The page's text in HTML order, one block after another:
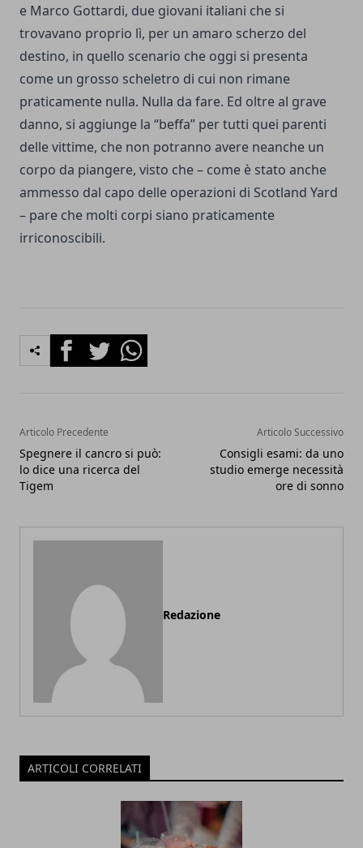
e Marco Gottardi, due giovani italiani che si
trovavano proprio lì, per un amaro scherzo del
destino, in quello scenario che oggi si presenta
come un grosso scheletro di cui non rimane
praticamente nulla. Nulla da fare. Ed oltre al grave
danno, si aggiunge la “beffa” per tutti quei parenti
delle vittime, che non potranno avere neanche un
corpo da piangere, visto che – come è stato anche
ammesso dal capo delle operazioni di Scotland Yard
– pare che molti corpi siano praticamente
irriconoscibili.
FacebookTwitterWhatsapp
Articolo Precedente
Spegnere il cancro si può:
lo dice una ricerca del
Tigem
Articolo Successivo
Consigli esami: da uno
studio emerge necessità
ore di sonno
Redazione
ARTICOLI CORRELATI